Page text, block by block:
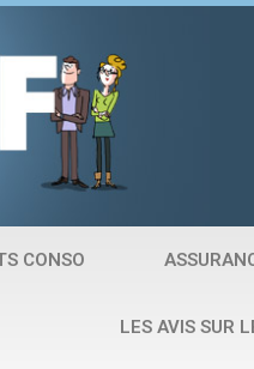
CONSO
LES AVIS SUR